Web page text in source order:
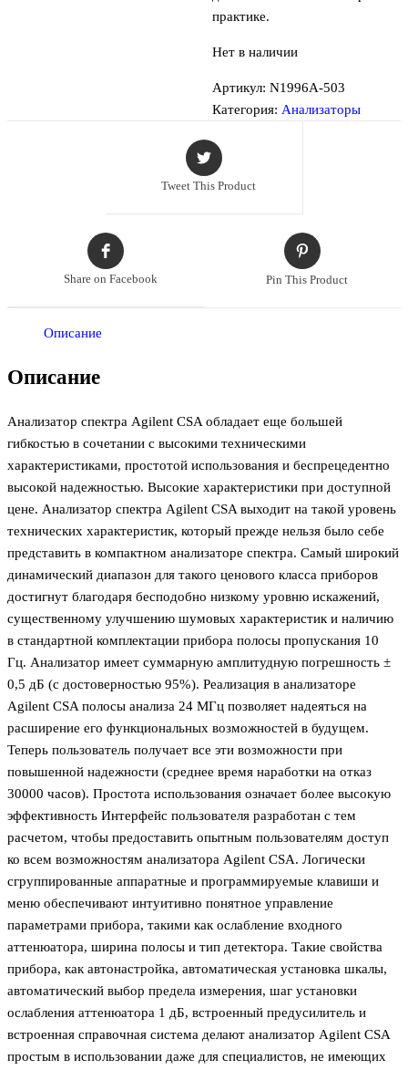
практике.
Нет в наличии
Артикул: N1996A-503
Категория: Анализаторы
Tweet This Product
Share on Facebook Pin This Product
Описание
Описание
Анализатор спектра Agilent CSA обладает еще большей
гибкостью в сочетании с высокими техническими
характеристиками, простотой использования и беспрецедентно
высокой надежностью. Высокие характеристики при доступной
цене. Анализатор спектра Agilent CSA выходит на такой уровень
технических характеристик, который прежде нельзя было себе
представить в компактном анализаторе спектра. Самый широкий
динамический диапазон для такого ценового класса приборов
достигнут благодаря бесподобно низкому уровню искажений,
существенному улучшению шумовых характеристик и наличию
в стандартной комплектации прибора полосы пропускания 10
Гц. Анализатор имеет суммарную амплитудную погрешность ±
0,5 дБ (с достоверностью 95%). Реализация в анализаторе
Agilent СSA полосы анализа 24 МГц позволяет надеяться на
расширение его функциональных возможностей в будущем.
Теперь пользователь получает все эти возможности при
повышенной надежности (среднее время наработки на отказ
30000 часов). Простота использования означает более высокую
эффективность Интерфейс пользователя разработан с тем
расчетом, чтобы предоставить опытным пользователям доступ
ко всем возможностям анализатора Agilent CSA. Логически
сгруппированные аппаратные и программируемые клавиши и
меню обеспечивают интуитивно понятное управление
параметрами прибора, такими как ослабление входного
аттенюатора, ширина полосы и тип детектора. Такие свойства
прибора, как автонастройка, автоматическая установка шкалы,
автоматический выбор предела измерения, шаг установки
ослабления аттенюатора 1 дБ, встроенный предусилитель и
встроенная справочная система делают анализатор Agilent CSA
простым в использовании даже для специалистов, не имеющих